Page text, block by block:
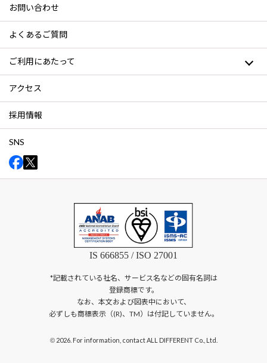
お問い合わせ
よくあるご質問
ご利用にあたって
アクセス
採用情報
SNS
IS 666855 / ISO 27001
*記載されている社名、サービス名などの固有名詞は
登録商標です。
なお、本文および図表中において、
必ずしも商標表示（(R)、TM）は付記していません。
©2026. For information, contact ALL DIFFERENT Co., Ltd.